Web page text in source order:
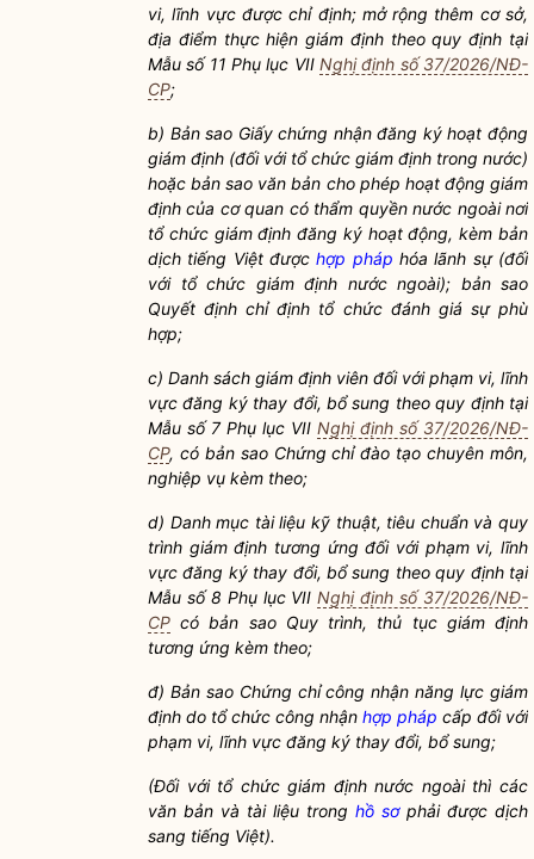
vi, lĩnh vực được chỉ định; mở rộng thêm cơ sở,
địa điểm thực hiện giám định theo quy định tại
Mẫu số 11 Phụ lục VII Nghị định số 37/2026/NĐ-
CP;
b) Bản sao Giấy chứng nhận đăng ký hoạt động
giám định (đối với tổ chức giám định trong nước)
hoặc bản sao văn bản cho phép hoạt động giám
định của cơ quan có thẩm quyềnnước ngoài nơi
tổ chức giám định đăng ký hoạt động, kèm bản
dịch tiếng Việt đượchợp pháp hóa lãnh sự (đối
với tổ chức giám định nước ngoài); bản sao
Quyết định chỉ định tổ chức đánh giá sự phù
hợp;
c) Danh sách giám định viên đối với phạm vi, lĩnh
vực đăng ký thay đổi, bổ sung theo quy định tại
Mẫu số 7 Phụ lục VII Nghị định số 37/2026/NĐ-
CP, có bản sao Chứng chỉ đào tạo chuyên môn,
nghiệp vụ kèm theo;
d) Danh mục tài liệu kỹ thuật, tiêu chuẩn và quy
trình giám định tương ứng đối với phạm vi, lĩnh
vực đăng ký thay đổi, bổ sung theo quy định tại
Mẫu số 8 Phụ lục VIINghị định số 37/2026/NĐ-
CP có bản sao Quy trình, thủ tục giám định
tương ứng kèm theo;
đ) Bản sao Chứng chỉ công nhận năng lực giám
định do tổ chức công nhận hợp pháp cấp đối với
phạm vi, lĩnh vực đăng ký thay đổi, bổ sung;
(Đối với tổ chức giám định nước ngoài thì các
văn bản và tài liệu trong hồ sơphải được dịch
sang tiếng Việt).